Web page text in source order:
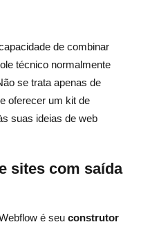
de combinar
técnico normalmente
se trata apenas de
oferecer um kit de
suas ideias de web
sites com saída
é seu construtor